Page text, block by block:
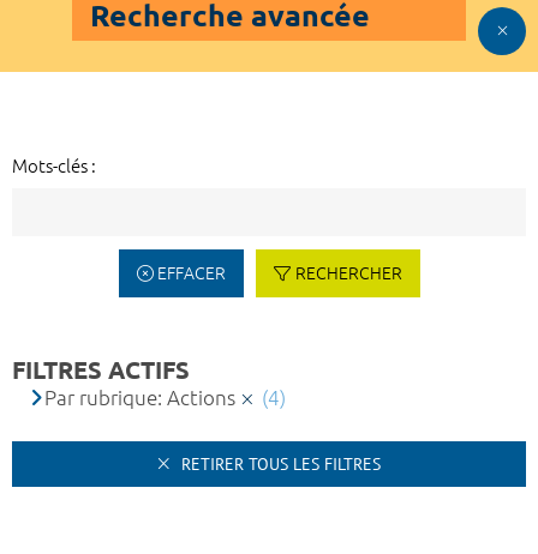
Recherche avancée
Mots-clés :
EFFACER RECHERCHER
FILTRES ACTIFS
Par rubrique: Actions (4)
RETIRER TOUS LES FILTRES